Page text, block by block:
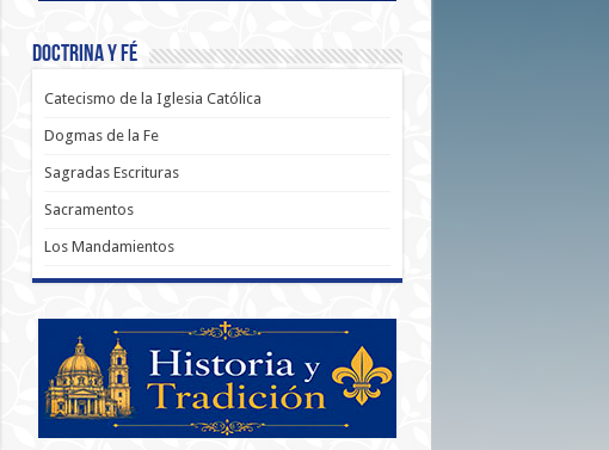
Doctrina y Fé
Catecismo de la Iglesia Católica
Dogmas de la Fe
Sagradas Escrituras
Sacramentos
Los Mandamientos